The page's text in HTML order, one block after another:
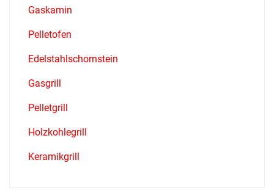
Gaskamin
Pelletofen
Edelstahlschornstein
Gasgrill
Pelletgrill
Holzkohlegrill
Keramikgrill